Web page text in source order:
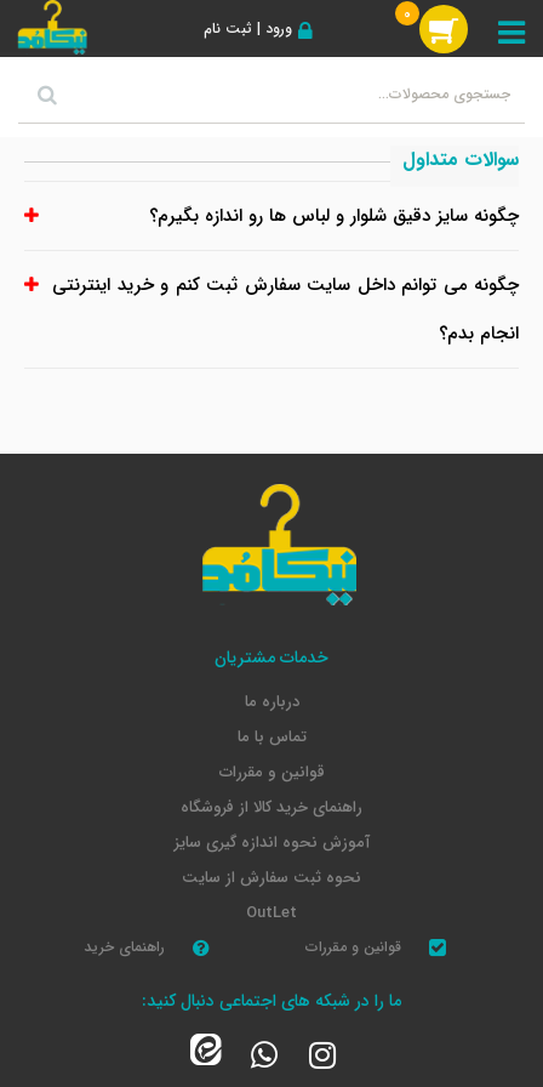
ورود | ثبت نام
0
سوالات متداول
چگونه سایز دقیق شلوار و لباس ها رو اندازه بگیرم؟
چگونه می توانم داخل سایت سفارش ثبت کنم و خرید اینترنتی
انجام بدم؟
خدمات مشتریان
درباره ما
تماس با ما
قوانین و مقررات
راهنمای خرید کالا از فروشگاه
آموزش نحوه اندازه گیری سایز
نحوه ثبت سفارش از سایت
OutLet
قوانین و مقررات راهنمای خرید
ما را در شبکه های اجتماعی دنبال کنید: